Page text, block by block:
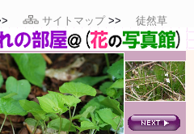
サイトマップ
徒然草